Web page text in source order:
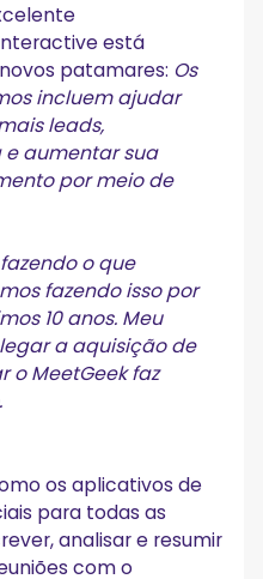
está
patamares: Os
incluem ajudar
leads,
aumentar sua
por meio de
o que
fazendo isso por
10 anos. Meu
a aquisição de
o MeetGeek faz
os aplicativos de
para todas as
analisar e resumir
com o